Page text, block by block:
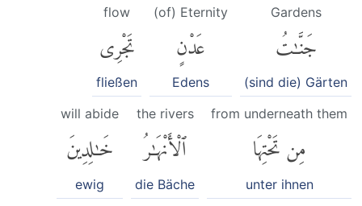
Gardens
جَنَّٰتُ
(sind die) Gärten
(of) Eternity
عَدْنٍ
Edens
flow
تَجْرِى
fließen
from underneath them
مِن تَحْتِهَا
unter ihnen
the rivers
ٱلْأَنْهَٰرُ
die Bäche
will abide
خَٰلِدِينَ
ewig